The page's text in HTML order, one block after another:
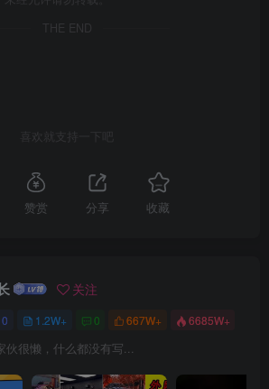
THE END
喜欢就支持一下吧
赞赏 分享 收藏
关注
0 1.2W+ 0 667W+ 6685W+
伙很懒，什么都没有写...